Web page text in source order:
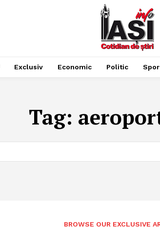
Exclusiv Economic Politic
Tag:
BROWSE OUR EXCLUSIVE